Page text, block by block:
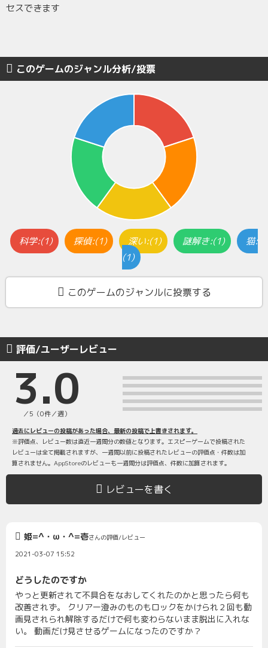
セスできます
このゲームのジャンル分析/投票
科学:(1) 探偵:(1) 深い:(1) 謎解き:(1)
猫:
(1)
このゲームのジャンルに投票する
評価/ユーザーレビュー
3.0
／5（0件／週）
過去にレビューの投稿があった場合、最新の投稿で上書きされます。
※評価点、レビュー数は直近一週間分の数値となります。エスピーゲームで投稿された
レビューは全て掲載されますが、一週間以前に投稿されたレビューの評価点・件数は加
算されません。AppStoreのレビューも一週間分は評価点、件数に加算されます。
レビューを書く
姫=^・ω・^=壱さんの評価/レビュー
2021-03-07 15:52
どうしたのですか
やっと更新されて不具合をなおしてくれたのかと思ったら何も
改善されず。 クリアー澄みのものもロックをかけられ２回も動
画見されられ解除するだけで何も変わらないまま脱出に入れな
い。 動画だけ見させるゲームになったのですか？